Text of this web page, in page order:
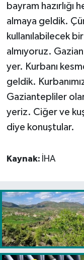
bayram hazırlığı
almaya geldik.
kullanılabilecek
almıyoruz.
yer. Kurbanı
geldik.
Gaziantepliler
yeriz. Ciğer ve
diye konuştular.
Kaynak: İHA